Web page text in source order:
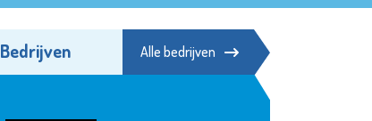
Bedrijven Alle bedrijven